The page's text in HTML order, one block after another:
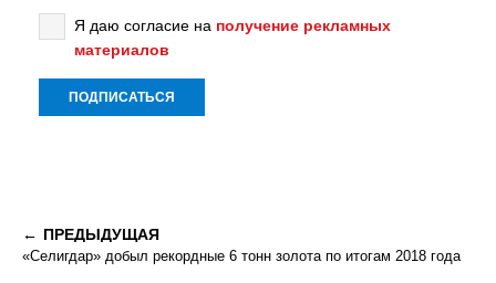
Я даю согласие на получение рекламных
материалов
ПРЕДЫДУЩАЯ
«Селигдар» добыл рекордные 6 тонн золота по итогам 2018 года